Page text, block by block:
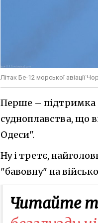
Літак Бе-12 морської авіації
Перше – підтримка
судноплавства, що
Одеси".
Ну і третє,
"бавовну" на
Читайте